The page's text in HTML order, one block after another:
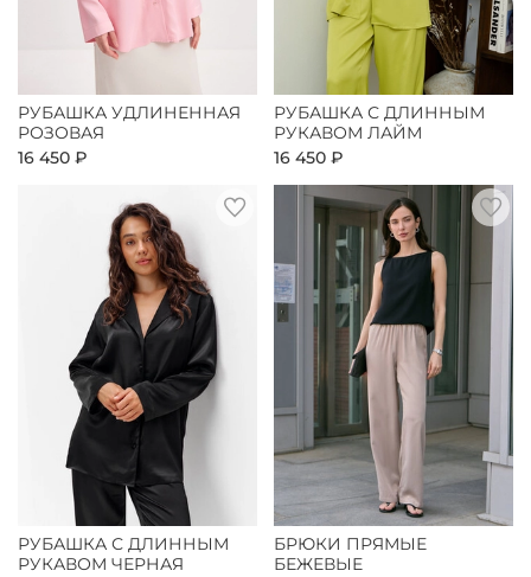
РУБАШКА УДЛИНЕННАЯ
РОЗОВАЯ
16 450 ₽
РУБАШКА С ДЛИННЫМ
РУКАВОМ ЛАЙМ
16 450 ₽
РУБАШКА С ДЛИННЫМ
РУКАВОМ ЧЕРНАЯ
БРЮКИ ПРЯМЫЕ
БЕЖЕВЫЕ